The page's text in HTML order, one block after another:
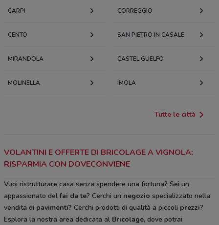
CARPI CORREGGIO
CENTO SAN PIETRO IN CASALE
MIRANDOLA CASTEL GUELFO
MOLINELLA IMOLA
Tutte le città
VOLANTINI E OFFERTE DI BRICOLAGE A VIGNOLA:
RISPARMIA CON DOVECONVIENE
Vuoi ristrutturare casa senza spendere una fortuna? Sei un
appassionato delfai da te? Cerchi un negozio specializzato nella
vendita di pavimenti? Cerchi prodotti di qualità a piccoli prezzi?
Esplora la nostra area dedicata al Bricolage, dove potrai